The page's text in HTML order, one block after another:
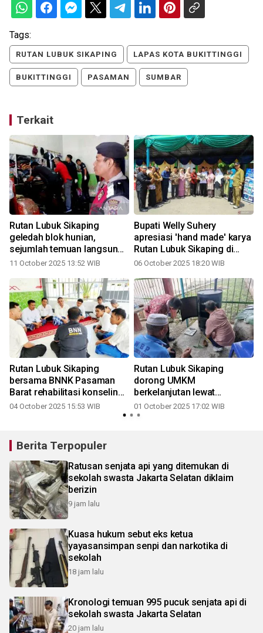
Tags:
RUTAN LUBUK SIKAPING LAPAS KOTA BUKITTINGGI
BUKITTINGGI PASAMAN SUMBAR
Terkait
Rutan Lubuk Sikaping
geledah blok hunian,
sejumlah temuan langsung
dimusnahkan
11 October 2025 13:52 WIB
Bupati Welly Suhery
apresiasi 'hand made' karya
Rutan Lubuk Sikaping di
bazar HUT Ke 80 Pasaman
06 October 2025 18:20 WIB
Rutan Lubuk Sikaping
bersama BNNK Pasaman
Barat rehabilitasi konseling
warga binaan
04 October 2025 15:53 WIB
Rutan Lubuk Sikaping
dorong UMKM
berkelanjutan lewat
pembuatan ikan lele asap
01 October 2025 17:02 WIB
Berita Terpopuler
Ratusan senjata api yang ditemukan di
sekolah swasta Jakarta Selatan diklaim
berizin
9 jam lalu
Kuasa hukum sebut eks ketua
yayasansimpan senpi dan narkotika di
sekolah
18 jam lalu
Kronologi temuan 995 pucuk senjata api di
sekolah swasta Jakarta Selatan
20 jam lalu